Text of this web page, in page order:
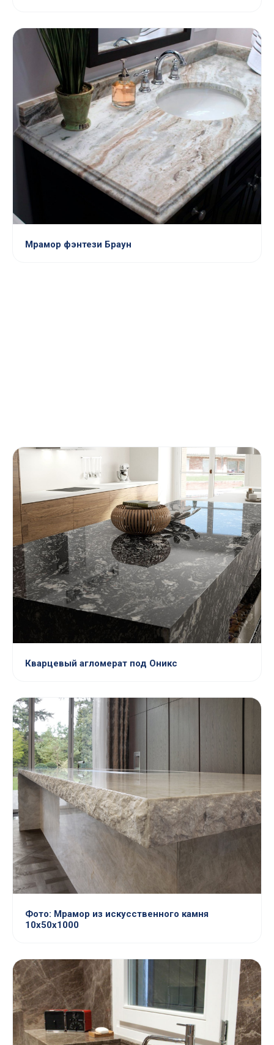
Мрамор фэнтези Браун
Кварцевый агломерат под Оникс
Фото: Мрамор из искусственного камня
10х50х1000